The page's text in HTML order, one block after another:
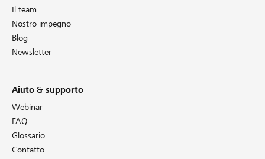
Il team
Nostro impegno
Blog
Newsletter
Aiuto & supporto
Webinar
FAQ
Glossario
Contatto